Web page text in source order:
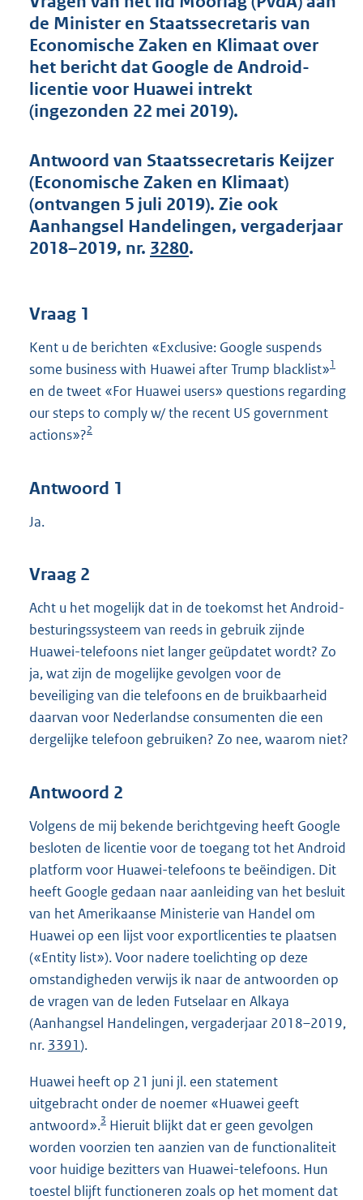
d
s
g
r
o
t
:
4
2
b
de Minister en Staatssecretaris van
Economische Zaken en Klimaat over
het bericht dat Google de Android-
licentie voor Huawei intrekt
(ingezonden 22 mei 2019).
Antwoord van Staatssecretaris Keijzer
(Economische Zaken en Klimaat)
(ontvangen 5 juli 2019). Zie ook
Aanhangsel Handelingen, vergaderjaar
2018–2019, nr. 3280.
Vraag 1
Kent u de berichten «Exclusive: Google suspends
some business with Huawei after Trump blacklist»1
en de tweet «For Huawei users» questions regarding
our steps to comply w/ the recent US government
actions»?2
Antwoord 1
Ja.
Vraag 2
Acht u het mogelijk dat in de toekomst het Android-
besturingssysteem van reeds in gebruik zijnde
Huawei-telefoons niet langer geüpdatet wordt? Zo
ja, wat zijn de mogelijke gevolgen voor de
beveiliging van die telefoons en de bruikbaarheid
daarvan voor Nederlandse consumenten die een
dergelijke telefoon gebruiken? Zo nee, waarom niet?
Antwoord 2
Volgens de mij bekende berichtgeving heeft Google
besloten de licentie voor de toegang tot het Android
platform voor Huawei-telefoons te beëindigen. Dit
heeft Google gedaan naar aanleiding van het besluit
van het Amerikaanse Ministerie van Handel om
Huawei op een lijst voor exportlicenties te plaatsen
(«Entity list»). Voor nadere toelichting op deze
omstandigheden verwijs ik naar de antwoorden op
de vragen van de leden Futselaar en Alkaya
(Aanhangsel Handelingen, vergaderjaar 2018–2019,
nr. 3391).
Huawei heeft op 21 juni jl. een statement
uitgebracht onder de noemer «Huawei geeft
antwoord».3 Hieruit blijkt dat er geen gevolgen
worden voorzien ten aanzien van de functionaliteit
voor huidige bezitters van Huawei-telefoons. Hun
toestel blijft functioneren zoals op het moment dat